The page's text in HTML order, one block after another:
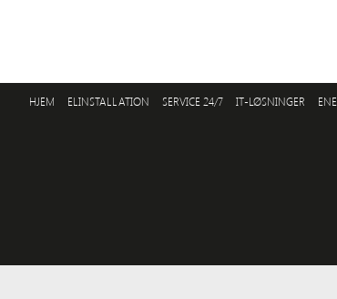
HJEM ELINSTALLATION SERVICE 24/7 IT-LØSNINGER